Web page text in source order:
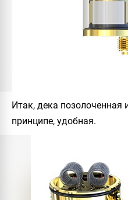
Итак, дека позолоченная
принципе, удобная.